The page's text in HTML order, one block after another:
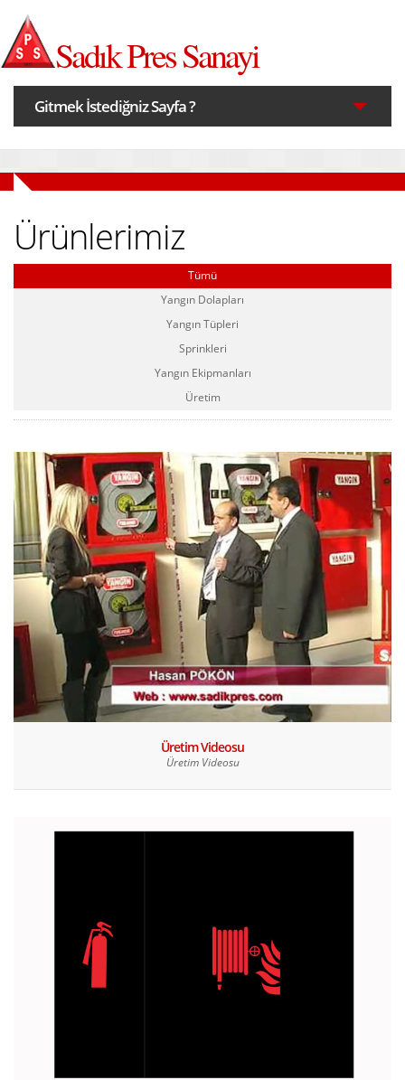
Sadık Pres Sanayi
Gitmek İstediğniz Sayfa ?
Hakkımızda
Ürünler
E-Katalog
İletişim
Ürünlerimiz
Tümü
Yangın Dolapları
Yangın Tüpleri
Sprinkleri
Yangın Ekipmanları
Üretim
Üretim Videosu
Üretim Videosu